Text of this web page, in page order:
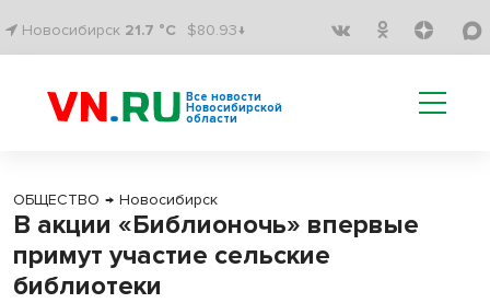
Новосибирск 21.7 °C $80.93↓
Все новости
Новосибирской
области
ОБЩЕСТВО → Новосибирск
В акции «Библионочь» впервые
примут участие сельские
библиотеки